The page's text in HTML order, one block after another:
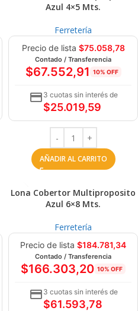
Azul 4×5 Mts.
Ferretería
Precio de lista $75.058,78
Contado / Transferencia
$67.552,91 10% OFF
3 cuotas sin interés de
$25.019,59
AÑADIR AL CARRITO
Lona Cobertor Multiproposito
Azul 6×8 Mts.
Ferretería
Precio de lista $184.781,34
Contado / Transferencia
$166.303,20 10% OFF
3 cuotas sin interés de
$61.593,78